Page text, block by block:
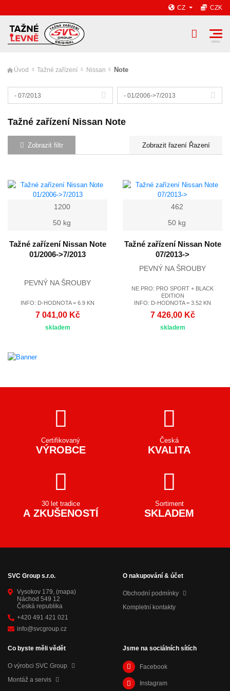
CZ CZK
Úvod Tažné zařízení Nissan Note
- 07/2013 - 01/2006->7/2013
Tažné zařízení Nissan Note
Zobrazit filtr Řazení
1200
50 kg
Tažné zařízení Nissan Note
01/2006->7/2013
PEVNÝ NA ŠROUBY
INFO: D-HODNOTA = 6.9 KN
7 041,00 Kč
skladem
462
50 kg
Tažné zařízení Nissan Note
07/2013->
PEVNÝ NA ŠROUBY
NE PRO: PRO SPORT + BLACK
EDITION
INFO: D-HODNOTA = 3.52 KN
7 426,00 Kč
skladem
Certifikovaný
VÝROBCE
Česká
KVALITA
30 let tradice
A ZKUŠENOSTÍ
Sortiment
SKLADEM
SVC Group s.r.o.
Vysokov 179, (mapa)
Náchod 549 12
Česká republika
+420 491 421 021
info@svcgroup.cz
O nakupování & účet
Obchodní podmínky
Kompletní kontakty
Co byste měli vědět
O výrobci SVC Group
Montáž a servis
Jsme na sociálních sítích
Facebook
Instagram